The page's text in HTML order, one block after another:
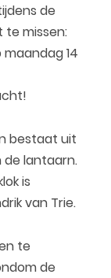
de
te missen:
maandag 14
bestaat uit
de lantaarn.
is
van Trie.
te
de